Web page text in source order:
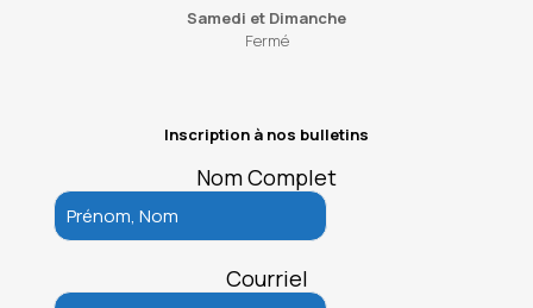
Samedi et Dimanche
Fermé
Inscription à nos bulletins
Nom Complet
Courriel